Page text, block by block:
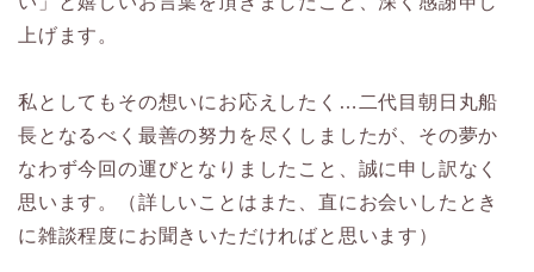
上げます。
私としてもその想いにお応えしたく…二代目朝日丸船
長となるべく最善の努力を尽くしましたが、その夢か
なわず今回の運びとなりましたこと、誠に申し訳なく
思います。（詳しいことはまた、直にお会いしたとき
に雑談程度にお聞きいただければと思います）